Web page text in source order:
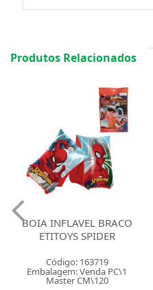
Produtos Relacionados
BOIA INFLAVEL BRACO
ETITOYS SPIDER
Código: 163719
Embalagem: Venda PC\1
Master CM\120